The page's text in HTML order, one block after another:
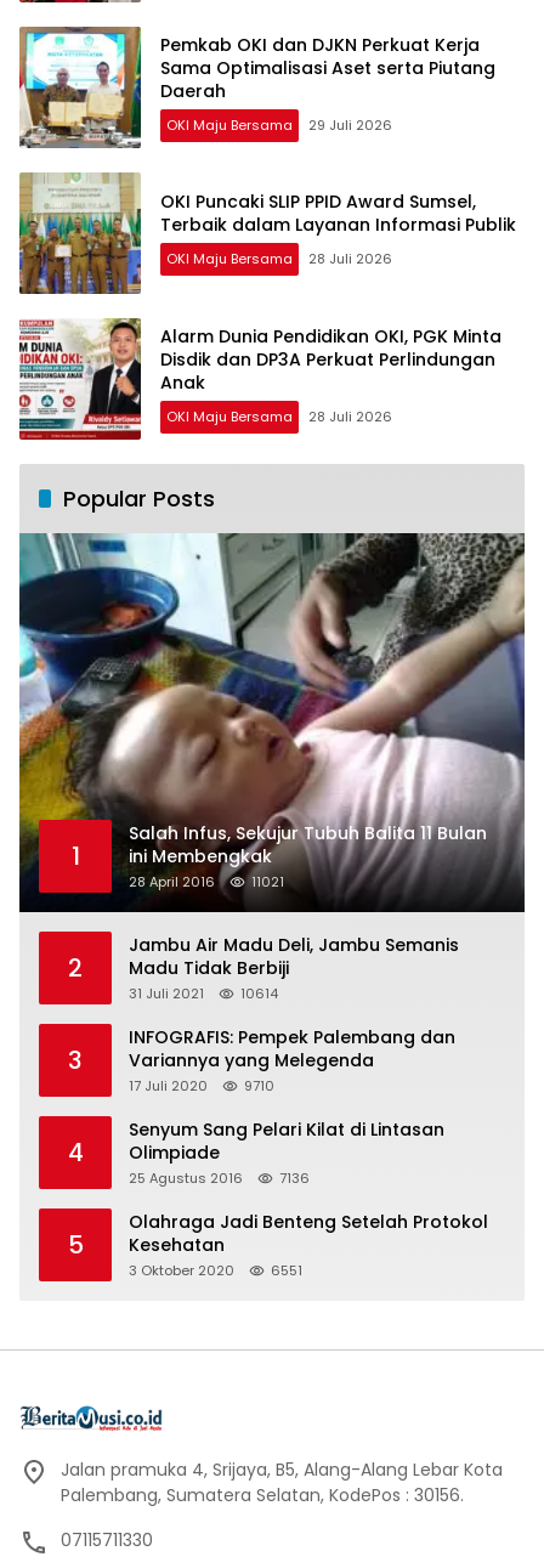
Pemkab OKI dan DJKN Perkuat Kerja
Sama Optimalisasi Aset serta Piutang
Daerah
OKI Maju Bersama 29 Juli 2026
OKI Puncaki SLIP PPID Award Sumsel,
Terbaik dalam Layanan Informasi Publik
OKI Maju Bersama 28 Juli 2026
Alarm Dunia Pendidikan OKI, PGK Minta
Disdik dan DP3A Perkuat Perlindungan
Anak
OKI Maju Bersama 28 Juli 2026
Popular Posts
1
Salah Infus, Sekujur Tubuh Balita 11 Bulan
ini Membengkak
28 April 2016 11021
2
Jambu Air Madu Deli, Jambu Semanis
Madu Tidak Berbiji
31 Juli 2021 10614
3
INFOGRAFIS: Pempek Palembang dan
Variannya yang Melegenda
17 Juli 2020 9710
4
Senyum Sang Pelari Kilat di Lintasan
Olimpiade
25 Agustus 2016 7136
5
Olahraga Jadi Benteng Setelah Protokol
Kesehatan
3 Oktober 2020 6551
Jalan pramuka 4, Srijaya, B5, Alang-Alang Lebar Kota
Palembang, Sumatera Selatan, KodePos : 30156.
07115711330